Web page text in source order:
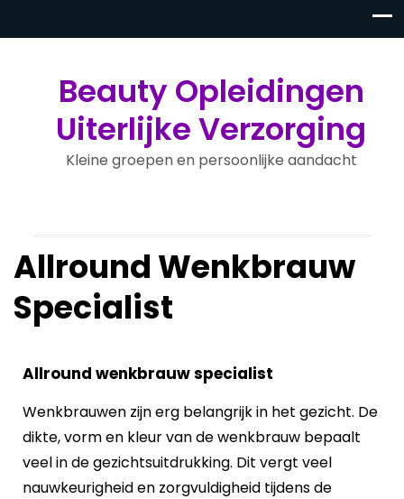
Beauty Opleidingen
Uiterlijke Verzorging
Kleine groepen en persoonlijke aandacht
Allround Wenkbrauw
Specialist
Allround wenkbrauw specialist
Wenkbrauwen zijn erg belangrijk in het gezicht. De
dikte, vorm en kleur van de wenkbrauw bepaalt
veel in de gezichtsuitdrukking. Dit vergt veel
nauwkeurigheid en zorgvuldigheid tijdens de